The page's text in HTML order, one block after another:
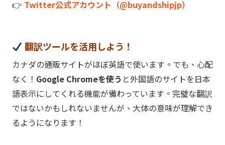
👉 Twitter公式アカウント（@buyandshipjp）
翻訳ツールを活用しよう！
カナダの通販サイトがほぼ英語で使います。でも、心配
なく！ Google Chromeを使う と外国語のサイトを日本
語表示にしてくれる機能が備わっています。完璧な翻訳
ではないかもしれないませんが、大体の意味が理解でき
るようになります！